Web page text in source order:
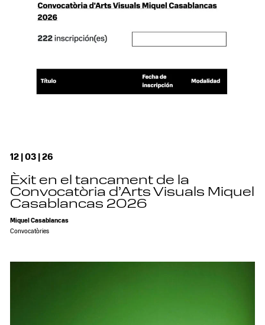
12 | 03 | 26
Èxit en el tancament de la
Convocatòria d’Arts Visuals Miquel
Casablancas 2026
Miquel Casablancas
Convocatòries